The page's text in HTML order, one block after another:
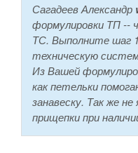
Сагадеев Александр
формулировки ТП --
ТС. Выполните шаг
техническую
Из Вашей
как петельки
занавеску. Так же
прищепки при